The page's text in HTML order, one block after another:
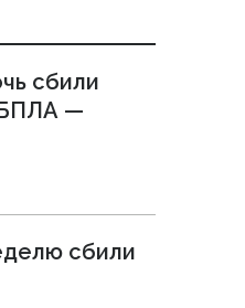
сбили
БПЛА —
сбили